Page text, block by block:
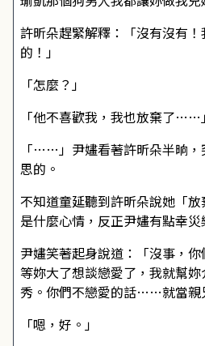
許昕朵趕緊解釋：「沒有沒有
的！」
「怎麼？」
「他不喜歡我，我也放棄了……」
「……」尹嫿看著許昕朵半晌
思的。
不知道童延聽到許昕朵說她「
是什麼心情，反正尹嫿有點幸災
尹嫿笑著起身說道：「沒事，你
等妳大了想談戀愛了，我就幫
秀。你們不戀愛的話……就當親
「嗯，好。」